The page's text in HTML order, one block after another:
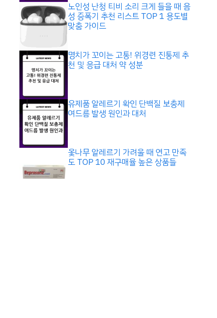
노인성 난청 티비 소리 크게 들을 때 음
성 증폭기 추천 리스트 TOP 1 용도별
맞춤 가이드
명치가 꼬이는 고통! 위경련 진통제 추
천 및 응급 대처 약 성분
유제품 알레르기 확인 단백질 보충제
여드름 발생 원인과 대처
옻나무 알레르기 가려울 때 연고 만족
도 TOP 10 재구매율 높은 상품들